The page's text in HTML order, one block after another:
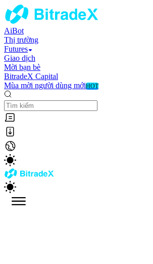
AiBot
Thị trường
Futures
Giao dịch
Mời bạn bè
BitradeX Capital
Mùa mời người dùng mớiHOT